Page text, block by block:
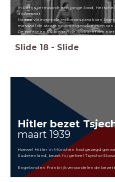
In Parijs vermoordt een jonge Jood,
diplomaat.
Na een vlammende radiotoespraak van
massaal de straat op om eigendommen van
De politie en SS kregen de opdracht om
Slide 18 - Slide
Hitler bezet
maart 1939
Hoewel Hitler in München had gezegd
Sudetenland, bezet hij geheel Tsjecho-
Engeland en Frankrijk veroordelen de